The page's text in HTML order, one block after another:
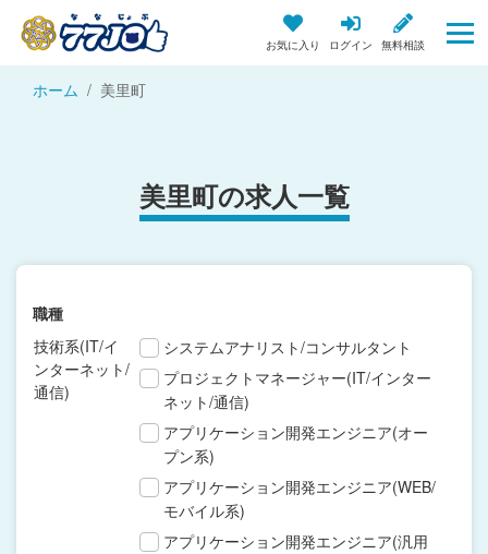
お気に入り ログイン 無料相談
ホーム 美里町
美里町の求人一覧
職種
技術系(IT/イ
ンターネット/
通信)
システムアナリスト/コンサルタント
プロジェクトマネージャー(IT/インター
ネット/通信)
アプリケーション開発エンジニア(オー
プン系)
アプリケーション開発エンジニア(WEB/
モバイル系)
アプリケーション開発エンジニア(汎用